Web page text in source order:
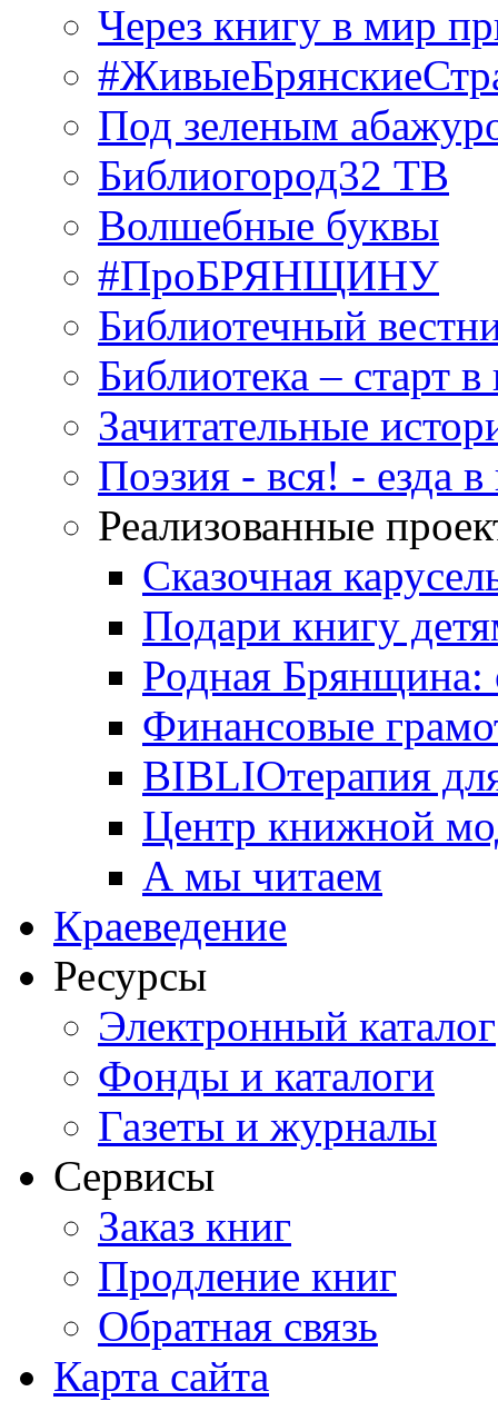
Через книгу в мир
Под зеленым
Библиогород32 ТВ
Волшебные буквы
#ПроБРЯНЩИНУ
Библиотечный
Библиотека – старт
Зачитательные
Поэзия - вся! - езда в
Реализованные
Сказочная
Подари книгу
Родная Брянщина:
Финансовые
BIBLIOтерапия
Центр книжной
А мы читаем
Краеведение
Ресурсы
Электронный каталог
Фонды и каталоги
Газеты и журналы
Сервисы
Заказ книг
Продление книг
Обратная связь
Карта сайта